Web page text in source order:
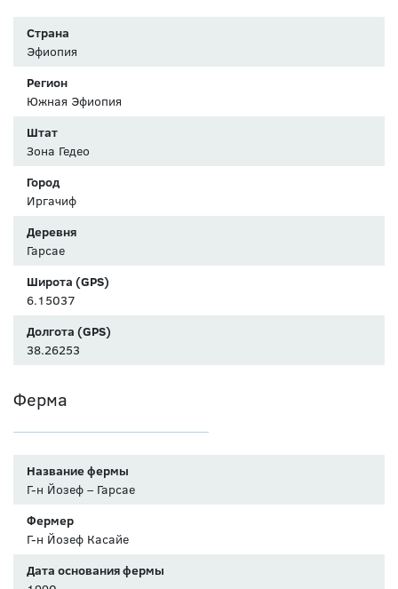
Страна
Эфиопия
Регион
Южная Эфиопия
Штат
Зона Гедео
Город
Иргачиф
Деревня
Гарсае
Широта (GPS)
6.15037
Долгота (GPS)
38.26253
Ферма
Название фермы
Г-н Йозеф – Гарсае
Фермер
Г-н Йозеф Касайе
Дата основания фермы